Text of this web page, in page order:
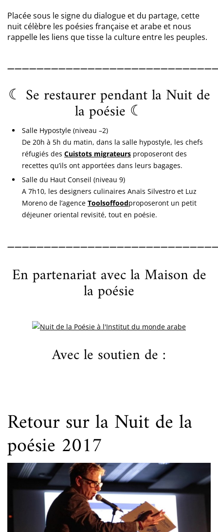
Placée sous le signe du dialogue et du partage, cette
nuit célèbre les poésies française et arabe et nous
rappelle les liens que tisse la culture entre les peuples.
☾ Se restaurer pendant la Nuit de
la poésie ☾
Salle Hypostyle (niveau –2)
De 20h à 5h du matin, dans la salle hypostyle, les chefs
réfugiés des Cuistots migrateurs proposeront des
recettes qu’ils ont apportées dans leurs bagages.
Salle du Haut Conseil (niveau 9)
A 7h10, les designers culinaires Anaïs Silvestro et Luz
Moreno de l’agence Toolsoffoodproposeront un petit
déjeuner oriental revisité, tout en poésie.
En partenariat avec la Maison de
la poésie
Avec le soutien de :
Retour sur la Nuit de la
poésie 2017